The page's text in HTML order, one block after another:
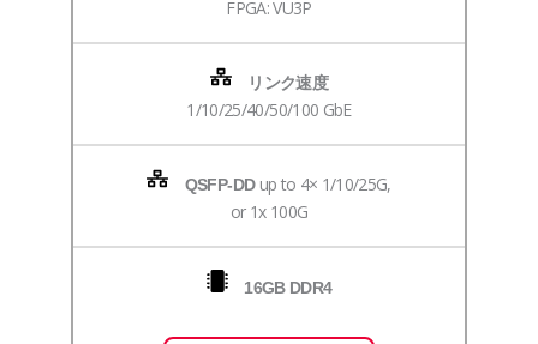
FPGA: VU3P
リンク速度
1/10/25/40/50/100 GbE
QSFP-DDup to 4× 1/10/25G,
or 1x 100G
16GB DDR4